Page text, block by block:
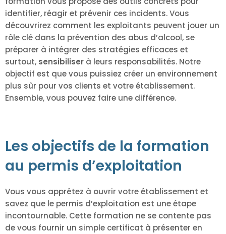
identifier, réagir et prévenir ces incidents. Vous
découvrirez comment les exploitants peuvent jouer un
rôle clé dans la prévention des abus d’alcool, se
préparer à intégrer des stratégies efficaces et
surtout, sensibiliser à leurs responsabilités. Notre
objectif est que vous puissiez créer un environnement
plus sûr pour vos clients et votre établissement.
Ensemble, vous pouvez faire une différence.
Les objectifs de la formation
au permis d’exploitation
Vous vous apprêtez à ouvrir votre établissement et
savez que le permis d’exploitation est une étape
incontournable. Cette formation ne se contente pas
de vous fournir un simple certificat à présenter en